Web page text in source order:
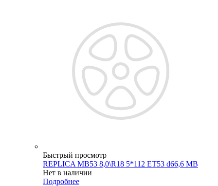
Быстрый просмотр
REPLICA MB53 8,0\R18 5*112 ET53 d66,6 MB
Нет в наличии
Подробнее